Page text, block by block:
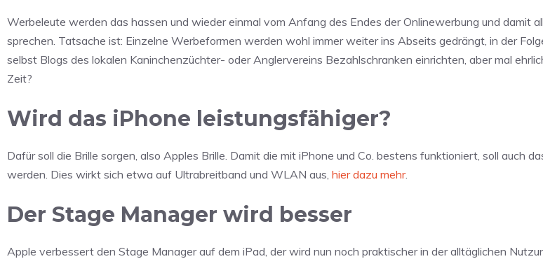
Werbeleute werden das hassen und wieder einmal vom Anfang des Endes der Onlinewerbung und damit
sprechen. Tatsache ist: Einzelne Werbeformen werden wohl immer weiter ins Abseits gedrängt, in der
selbst Blogs des lokalen Kaninchenzüchter- oder Anglervereins Bezahlschranken einrichten, aber mal
Zeit?
Wird das iPhone leistungsfähiger?
Dafür soll die Brille sorgen, also Apples Brille. Damit die mit iPhone und Co. bestens funktioniert, soll auch
werden. Dies wirkt sich etwa auf Ultrabreitband und WLAN aus, hier dazu mehr.
Der Stage Manager wird besser
Apple verbessert den Stage Manager auf dem iPad, der wird nun noch praktischer in der alltäglichen